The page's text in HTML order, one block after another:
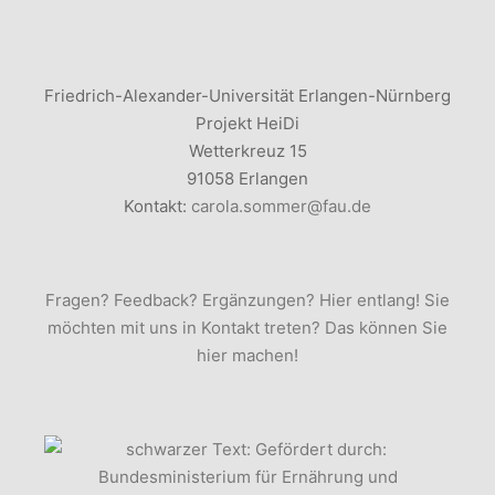
Friedrich-Alexander-Universität Erlangen-Nürnberg
Projekt HeiDi
Wetterkreuz 15
91058 Erlangen
Kontakt: carola.sommer@fau.de
Fragen? Feedback? Ergänzungen? Hier entlang! Sie
möchten mit uns in Kontakt treten? Das können Sie
hier machen!